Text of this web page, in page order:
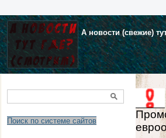
А новости (свежие)
Поиск по системе сайтов